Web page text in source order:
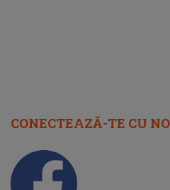
CONECTEAZĂ-TE CU